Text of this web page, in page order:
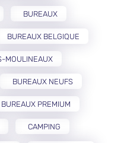
BUREAUX
BUREAUX BELGIQUE
MOULINEAUX
BUREAUX NEUFS
BUREAUX PREMIUM
CAMPING